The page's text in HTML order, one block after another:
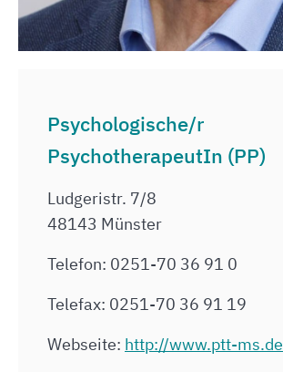
Psychologische/r
PsychotherapeutIn (PP)
Ludgeristr. 7/8
48143 Münster
Telefon: 0251-70 36 91 0
Telefax: 0251-70 36 91 19
Webseite: http://www.ptt-ms.de